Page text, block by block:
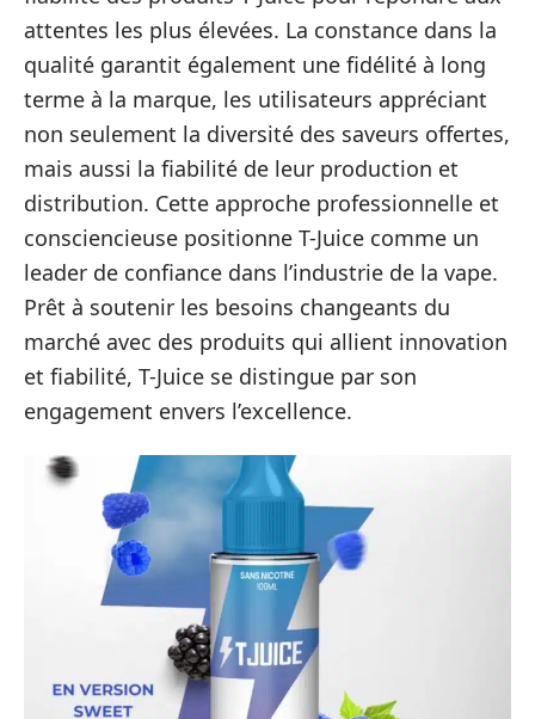
attentes les plus élevées. La constance dans la
qualité garantit également une fidélité à long
terme à la marque, les utilisateurs appréciant
non seulement la diversité des saveurs offertes,
mais aussi la fiabilité de leur production et
distribution. Cette approche professionnelle et
consciencieuse positionne T-Juice comme un
leader de confiance dans l’industrie de la vape.
Prêt à soutenir les besoins changeants du
marché avec des produits qui allient innovation
et fiabilité, T-Juice se distingue par son
engagement envers l’excellence.